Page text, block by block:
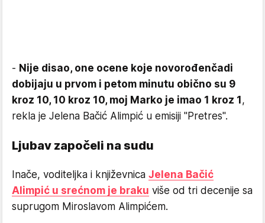
- Nije disao, one ocene koje novorođenčadi
dobijaju u prvom i petom minutu obično su 9
kroz 10, 10 kroz 10, moj Marko je imao 1 kroz 1 ,
rekla je Jelena Bačić Alimpić u emisiji "Pretres".
Ljubav započeli na sudu
Inače, voditeljka i književnica Jelena Bačić
Alimpić u srećnom je braku više od tri decenije sa
suprugom Miroslavom Alimpićem.